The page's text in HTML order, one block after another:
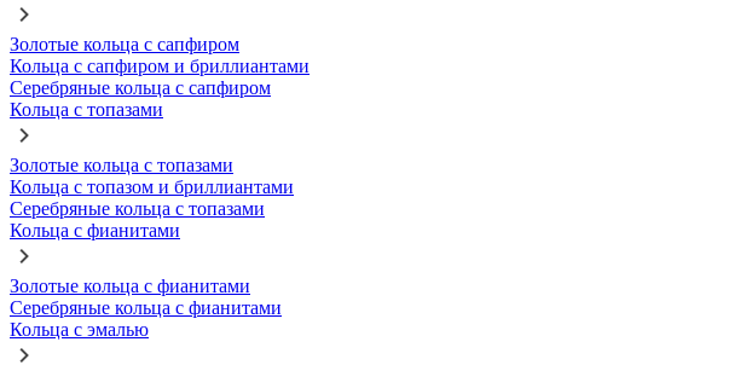
Золотые кольца с сапфиром
Кольца с сапфиром и бриллиантами
Серебряные кольца с сапфиром
Кольца с топазами
Золотые кольца с топазами
Кольца с топазом и бриллиантами
Серебряные кольца с топазами
Кольца с фианитами
Золотые кольца с фианитами
Серебряные кольца с фианитами
Кольца с эмалью